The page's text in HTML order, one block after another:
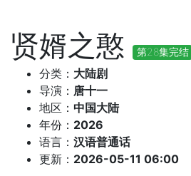
贤婿之憨 第28集完结
分类： 大陆剧
导演： 唐十一
地区： 中国大陆
年份： 2026
语言： 汉语普通话
更新： 2026-05-11 06:00